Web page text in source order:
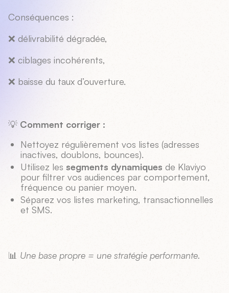
Conséquences :
❌ délivrabilité dégradée,
❌ ciblages incohérents,
❌ baisse du taux d’ouverture.
💡 Comment corriger :
Nettoyez régulièrement vos listes (adresses
inactives, doublons, bounces).
Utilisez les segments dynamiques de Klaviyo
pour filtrer vos audiences par comportement,
fréquence ou panier moyen.
Séparez vos listes marketing, transactionnelles
et SMS.
📊 Une base propre = une stratégie performante.